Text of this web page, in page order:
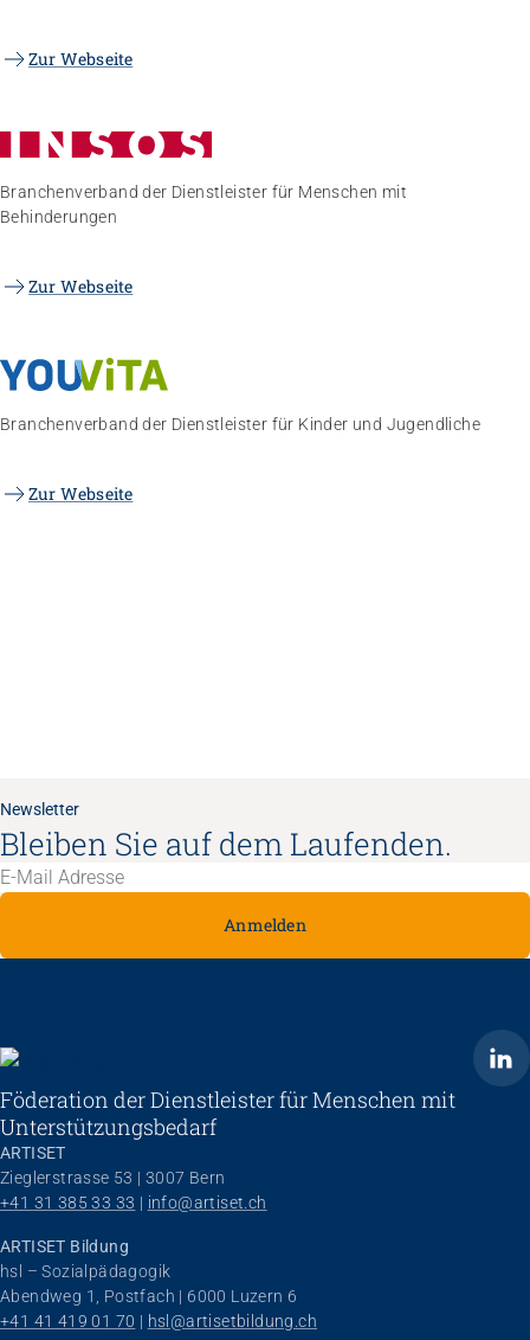
Zur Webseite
Branchenverband der Dienstleister für Menschen mit
Behinderungen
Zur Webseite
Branchenverband der Dienstleister für Kinder und Jugendliche
Zur Webseite
Newsletter
Bleiben Sie auf dem Laufenden.
Anmelden
ARTISET
Föderation der Dienstleister für Menschen mit
Unterstützungsbedarf
ARTISET
Zieglerstrasse 53 | 3007 Bern
+41 31 385 33 33 | info@artiset.ch
ARTISET Bildung
hsl – Sozialpädagogik
Abendweg 1, Postfach | 6000 Luzern 6
+41 41 419 01 70 | hsl@artisetbildung.ch